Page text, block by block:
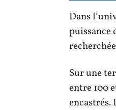
Dans
puissance
Sur une
entre 100
encastrés.